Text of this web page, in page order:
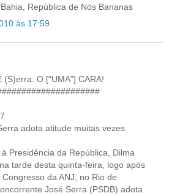
República de Nós Bananas
às 17:59
(S)erra: O [“UMA”] CARA!
adota atitude muitas vezes
Presidência da República, Dilma
tarde desta quinta-feira, logo após
da ANJ, no Rio de
José Serra (PSDB) adota